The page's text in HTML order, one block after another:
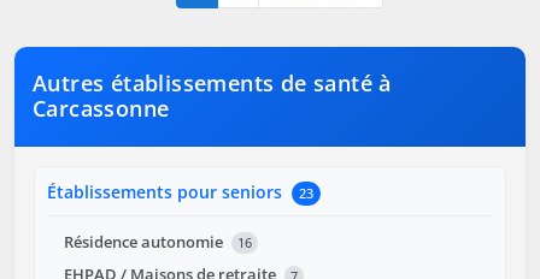
Autres établissements de santé à
Carcassonne
Établissements pour seniors 23
Résidence autonomie 16
EHPAD / Maisons de retraite